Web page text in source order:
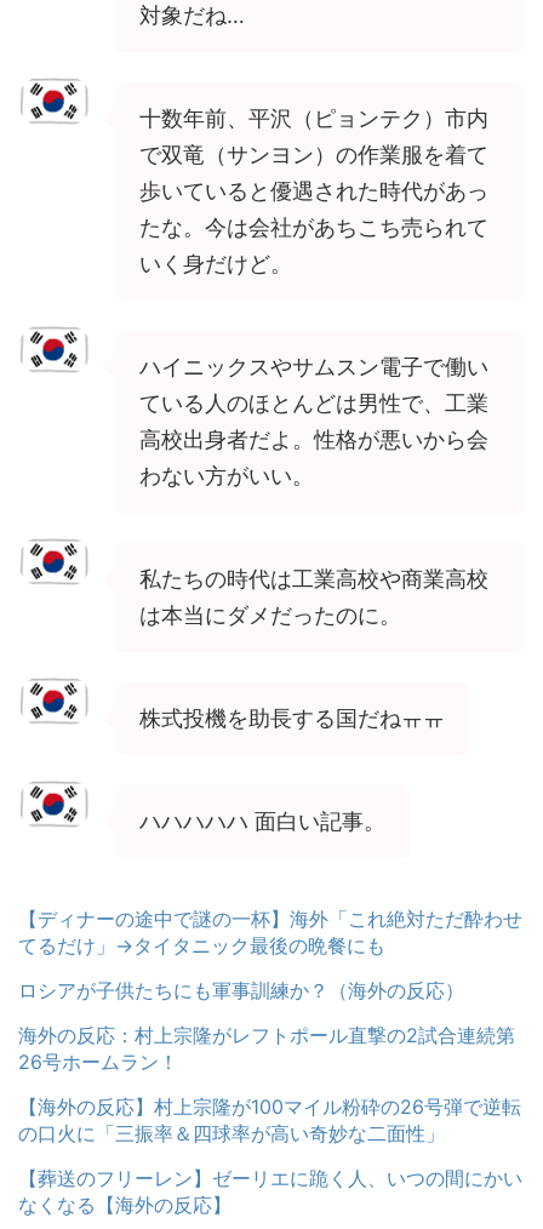
対象だね…
十数年前、平沢（ピョンテク）市内
で双竜（サンヨン）の作業服を着て
歩いていると優遇された時代があっ
たな。今は会社があちこち売られて
いく身だけど。
ハイニックスやサムスン電子で働い
ている人のほとんどは男性で、工業
高校出身者だよ。性格が悪いから会
わない方がいい。
私たちの時代は工業高校や商業高校
は本当にダメだったのに。
株式投機を助長する国だねㅠㅠ
ハハハハハ 面白い記事。
【ディナーの途中で謎の一杯】海外「これ絶対ただ酔わせ
てるだけ」→タイタニック最後の晩餐にも
ロシアが子供たちにも軍事訓練か？（海外の反応）
海外の反応：村上宗隆がレフトポール直撃の2試合連続第
26号ホームラン！
【海外の反応】村上宗隆が100マイル粉砕の26号弾で逆転
の口火に「三振率＆四球率が高い奇妙な二面性」
【葬送のフリーレン】ゼーリエに跪く人、いつの間にかい
なくなる【海外の反応】